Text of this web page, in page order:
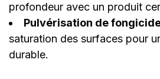
profondeur avec un produit
Pulvérisation de
saturation des surfaces pour
durable.